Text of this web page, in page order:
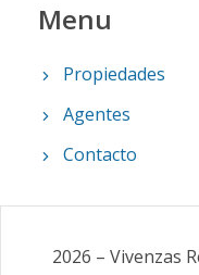
Menu
Propiedades
Agentes
Contacto
2026 – Vivenzas